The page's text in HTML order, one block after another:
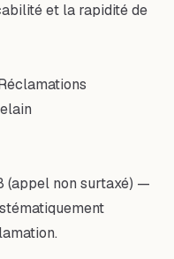
et la rapidité de
(appel non surtaxé) —